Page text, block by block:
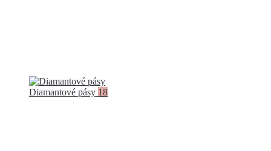
Diamantové pásy 18